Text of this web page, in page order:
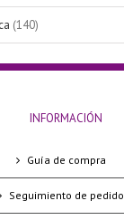
(140)
INFORMACIÓN
Guía de compra
Seguimiento de pedido